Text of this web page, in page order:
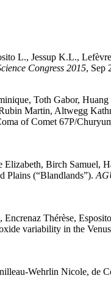
L., Jessup K.L., Lefèvre
Congress 2015, Sep
, Toth Gabor, Huang
Martin, Altwegg
of Comet 67P/
Elizabeth, Birch Samuel,
Plains (“Blandlands”).
, Encrenaz Thérèse, Esposito
variability in the
Wehrlin Nicole, de